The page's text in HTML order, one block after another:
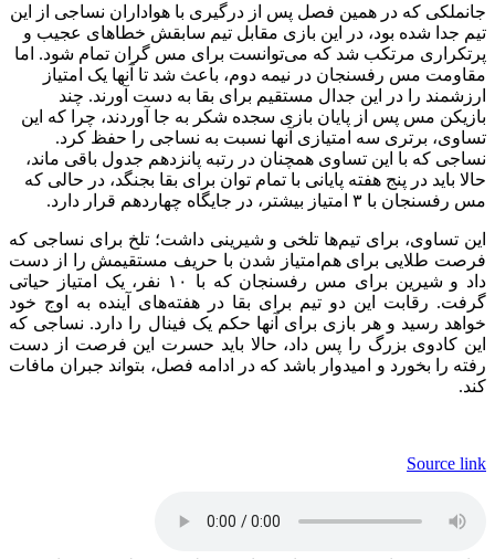
جانملکی که در همین فصل پس از درگیری با هواداران نساجی از این
تیم جدا شده بود، در این بازی مقابل تیم سابقش خطاهای عجیب و
پرتکراری مرتکب شد که می‌توانست برای مس گران تمام شود. اما
مقاومت مس رفسنجان در نیمه دوم، باعث شد تا آنها یک امتیاز
ارزشمند را در این جدال مستقیم برای بقا به دست آورند. چند
بازیکن مس پس از پایان بازی سجده شکر به جا آوردند، چرا که این
تساوی، برتری سه امتیازی آنها نسبت به نساجی را حفظ کرد.
نساجی که با این تساوی همچنان در رتبه پانزدهم جدول باقی ماند،
حالا باید در پنج هفته پایانی با تمام توان برای بقا بجنگد، در حالی که
مس رفسنجان با ۳ امتیاز بیشتر، در جایگاه چهاردهم قرار دارد.
این تساوی، برای تیم‌ها تلخی و شیرینی داشت؛ تلخ برای نساجی که
فرصت طلایی برای هم‌امتیاز شدن با حریف مستقیمش را از دست
داد و شیرین برای مس رفسنجان که با ۱۰ نفر، یک امتیاز حیاتی
گرفت. رقابت این دو تیم برای بقا در هفته‌های آینده به اوج خود
خواهد رسید و هر بازی برای آنها حکم یک فینال را دارد. نساجی که
این کادوی بزرگ را پس داد، حالا باید حسرت این فرصت از دست
رفته را بخورد و امیدوار باشد که در ادامه فصل، بتواند جبران مافات
کند.
Source link